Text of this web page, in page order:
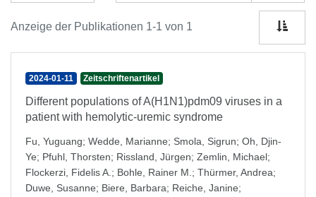
Anzeige der Publikationen 1-1 von 1
2024-01-11 Zeitschriftenartikel
Different populations of A(H1N1)pdm09 viruses in a
patient with hemolytic-uremic syndrome
Fu, Yuguang; Wedde, Marianne; Smola, Sigrun; Oh, Djin-
Ye; Pfuhl, Thorsten; Rissland, Jürgen; Zemlin, Michael;
Flockerzi, Fidelis A. ; Bohle, Rainer M. ; Thürmer, Andrea;
Duwe, Susanne; Biere, Barbara; Reiche, Janine;